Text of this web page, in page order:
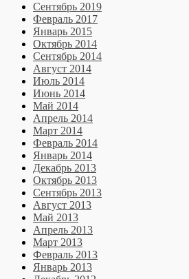
Сентябрь 2019
Февраль 2017
Январь 2015
Октябрь 2014
Сентябрь 2014
Август 2014
Июль 2014
Июнь 2014
Май 2014
Апрель 2014
Март 2014
Февраль 2014
Январь 2014
Декабрь 2013
Октябрь 2013
Сентябрь 2013
Август 2013
Май 2013
Апрель 2013
Март 2013
Февраль 2013
Январь 2013